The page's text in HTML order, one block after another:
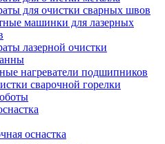
для очистки сварных швов
машинки для лазерных
лазерной очистки
нагреватели подшипников
сварочной горелки
оснастка